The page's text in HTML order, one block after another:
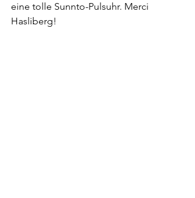
eine tolle Sunnto-Pulsuhr. Merci
Hasliberg!